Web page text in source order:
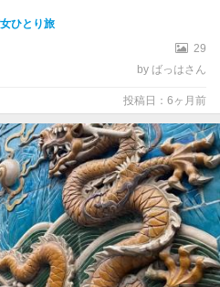
ひとり旅
29
by ばっはさん
投稿日：6ヶ月前